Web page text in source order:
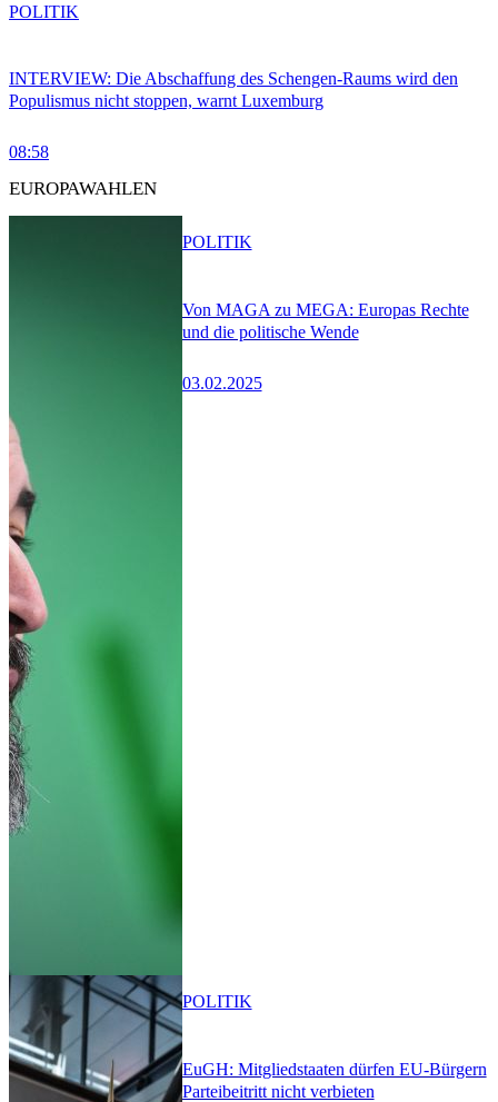
INTERVIEW: Die Abschaffung des Schengen-Raums wird den
Populismus nicht stoppen, warnt Luxemburg
08:58
POLITIK
EUROPAWAHLEN
Von MAGA zu MEGA: Europas Rechte
und die politische Wende
03.02.2025
POLITIK
EuGH: Mitgliedstaaten dürfen EU-Bürgern
Parteibeitritt nicht verbieten
POLITIK